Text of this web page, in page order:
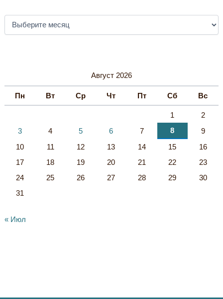
Август 2026
Пн Вт Ср Чт Пт Сб Вс
1
2
3
4 5 6 7 8
9
10
11 12 13 14 15
16
17
18 19 20 21 22
23
24
25 26 27 28 29
30
31
« Июл